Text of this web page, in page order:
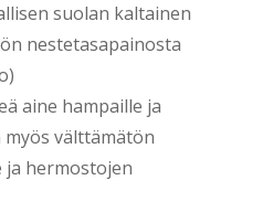
suolan kaltainen
nestetasapainosta
aine hampaille ja
välttämätön
ja hermostojen